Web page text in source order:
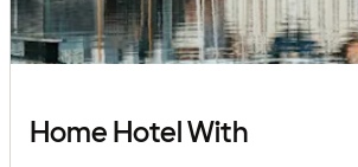
Home Hotel With